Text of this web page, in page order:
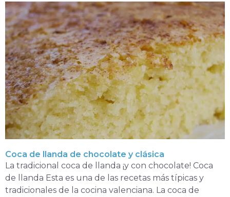
Coca de llanda de chocolate y clásica
La tradicional coca de llanda ¡y con chocolate! Coca
de llanda Esta es una de las recetas más típicas y
tradicionales de la cocina valenciana. La coca de